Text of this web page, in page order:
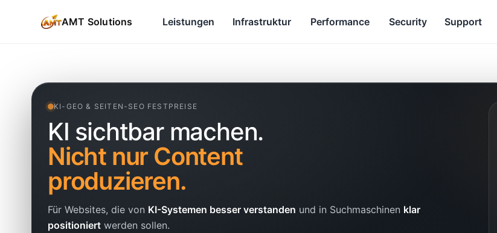
AMT Solutions Leistungen Infrastruktur Performance Security Support
KI-GEO & SEITEN-SEO FESTPREISE
KI sichtbar machen.
Nicht nur Content
produzieren.
Für Websites, die von KI-Systemen besser verstanden und in Suchmaschinen klar
positioniert werden sollen.